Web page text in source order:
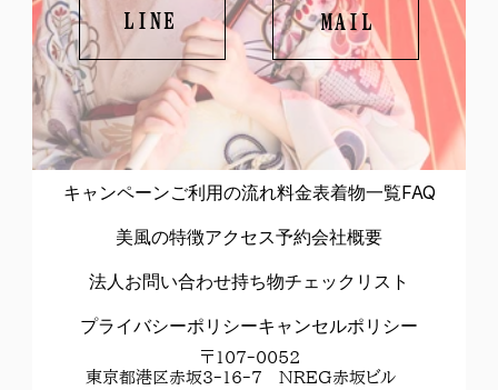
LINE MAIL
キャンペーンご利用の流れ料金表着物一覧FAQ
美風の特徴アクセス予約会社概要
法人お問い合わせ持ち物チェックリスト
プライバシーポリシーキャンセルポリシー
〒107-0052
東京都港区赤坂3-16-7　NREG赤坂ビル